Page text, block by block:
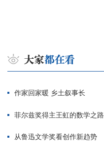
作家回家暖 乡土叙事长
菲尔兹奖得主王虹的数学之路
从鲁迅文学奖看创作新趋势